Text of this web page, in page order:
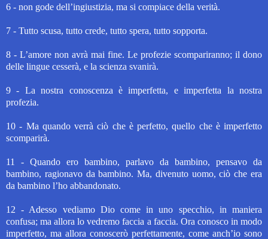
6 - non gode dell’ingiustizia, ma si compiace della verità.
7 - Tutto scusa, tutto crede, tutto spera, tutto sopporta.
8 - L’amore non avrà mai fine. Le profezie scompariranno; il dono
delle lingue cesserà, e la scienza svanirà.
9 - La nostra conoscenza è imperfetta, e imperfetta la nostra
profezia.
10 - Ma quando verrà ciò che è perfetto, quello che è imperfetto
scomparirà.
11 - Quando ero bambino, parlavo da bambino, pensavo da
bambino, ragionavo da bambino.Ma, divenuto uomo,ciò che era
da bambino l’ho abbandonato.
12 - Adesso vediamo Dio come in uno specchio, in maniera
confusa; ma allora lo vedremo faccia a faccia. Ora conosco in modo
imperfetto, ma allora conoscerò perfettamente, come anch’io sono